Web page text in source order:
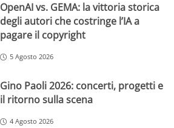
OpenAI vs. GEMA: la vittoria storica
degli autori che costringe l’IA a
pagare il copyright
5 Agosto 2026
Gino Paoli 2026: concerti, progetti e
il ritorno sulla scena
4 Agosto 2026